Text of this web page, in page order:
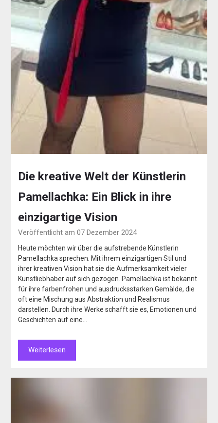
Die kreative Welt der Künstlerin
Pamellachka: Ein Blick in ihre
einzigartige Vision
Veröffentlicht am 07 Dezember 2024
Heute möchten wir über die aufstrebende Künstlerin
Pamellachka sprechen. Mit ihrem einzigartigen Stil und
ihrer kreativen Vision hat sie die Aufmerksamkeit vieler
Kunstliebhaber auf sich gezogen. Pamellachka ist bekannt
für ihre farbenfrohen und ausdrucksstarken Gemälde, die
oft eine Mischung aus Abstraktion und Realismus
darstellen. Durch ihre Werke schafft sie es, Emotionen und
Geschichten auf eine…
Weiterlesen